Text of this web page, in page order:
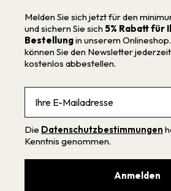
Melden Sie sich jetzt für den
und sichern Sie sich 5% Rabatt für
Bestellungin unserem
können Sie den Newsletter
kostenlos abbestellen.
Die Datenschutzbestimmungen
Kenntnis genommen.
Anmelden